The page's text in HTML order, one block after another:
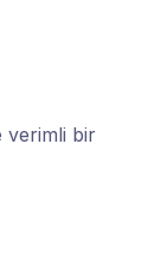
verimli bir